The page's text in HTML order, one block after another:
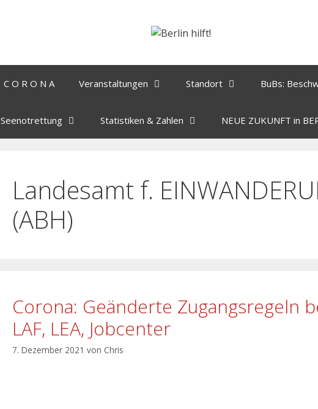
C O R O N A Veranstaltungen Standort BuBs:
Seenotrettung Statistiken & Zahlen NEUE ZUKUNFT in
Landesamt f.
(ABH)
Corona: Geänderte Zugangsregeln
LAF, LEA, Jobcenter
7. Dezember 2021 von Chris